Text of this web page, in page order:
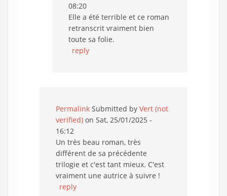
08:20
Elle a été terrible et ce roman
retranscrit vraiment bien
toute sa folie.
reply
Permalink Submitted by Vert (not
verified) on Sat, 25/01/2025 -
16:12
Un très beau roman, très
différent de sa précédente
trilogie et c'est tant mieux. C'est
vraiment une autrice à suivre !
reply